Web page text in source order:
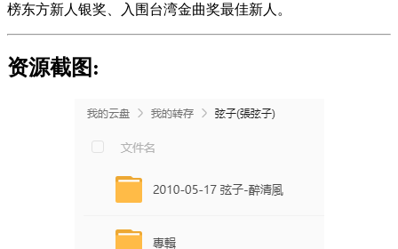
榜东方新人银奖、入围台湾金曲奖最佳新人。
资源截图: